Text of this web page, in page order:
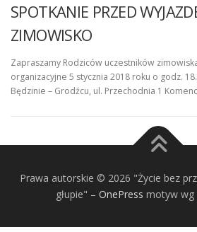
SPOTKANIE PRZED
ZIMOWISKO
Zapraszamy Rodziców uczestników
organizacyjne 5 stycznia 2018 roku o godz.
Będzinie – Grodźcu, ul. Przechodnia 1
Prawa autorskie © 2026 "Życie bez
głupie" – OnePress motyw wg